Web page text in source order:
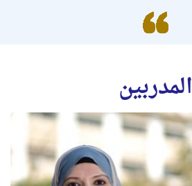
المدربين